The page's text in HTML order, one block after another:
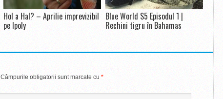
Hol a Hal? – Aprilie imprevizibil
pe Ipoly
Blue World S5 Episodul 1 |
Rechini tigru în Bahamas
Câmpurile obligatorii sunt marcate cu *